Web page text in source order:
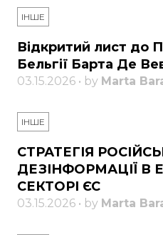
ІНШЕ
Відкритий лист до
Бельгії Барта Де
03.15.2026 • by Marta
ІНШЕ
СТРАТЕГІЯ
ДЕЗІНФОРМАЦІЇ В
СЕКТОРІ ЄС
03.15.2026 • by Marta